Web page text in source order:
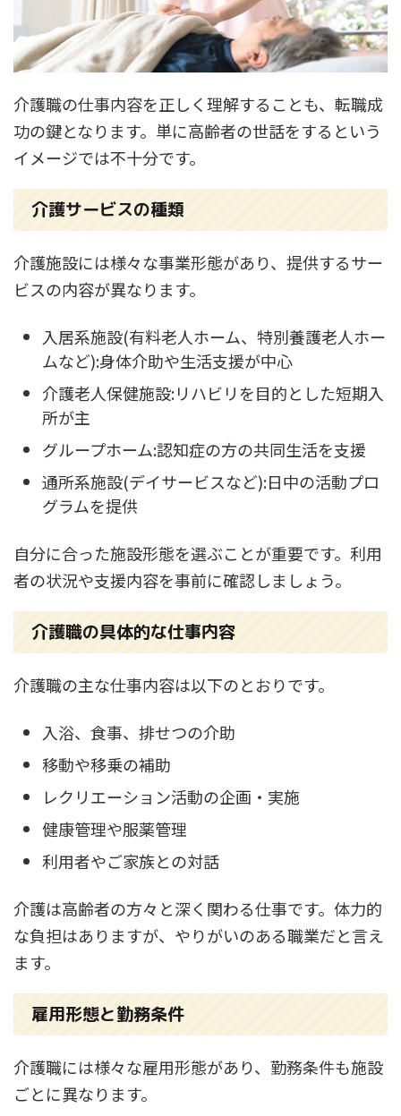
介護職の仕事内容を正しく理解することも、転職成
功の鍵となります。単に高齢者の世話をするという
イメージでは不十分です。
介護サービスの種類
介護施設には様々な事業形態があり、提供するサー
ビスの内容が異なります。
入居系施設(有料老人ホーム、特別養護老人ホー
ムなど):身体介助や生活支援が中心
介護老人保健施設:リハビリを目的とした短期入
所が主
グループホーム:認知症の方の共同生活を支援
通所系施設(デイサービスなど):日中の活動プロ
グラムを提供
自分に合った施設形態を選ぶことが重要です。利用
者の状況や支援内容を事前に確認しましょう。
介護職の具体的な仕事内容
介護職の主な仕事内容は以下のとおりです。
入浴、食事、排せつの介助
移動や移乗の補助
レクリエーション活動の企画・実施
健康管理や服薬管理
利用者やご家族との対話
介護は高齢者の方々と深く関わる仕事です。体力的
な負担はありますが、やりがいのある職業だと言え
ます。
雇用形態と勤務条件
介護職には様々な雇用形態があり、勤務条件も施設
ごとに異なります。